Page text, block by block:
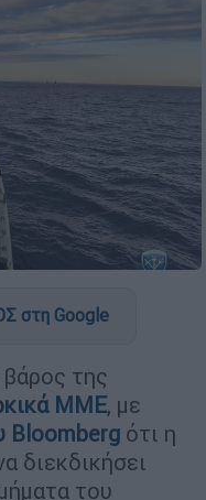
στη Google
της
ΜΜΕ, με
Bloomberg ότι η
διεκδικήσει
του